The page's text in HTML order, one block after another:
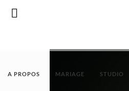
A PROPOS MARIAGE STUDIO